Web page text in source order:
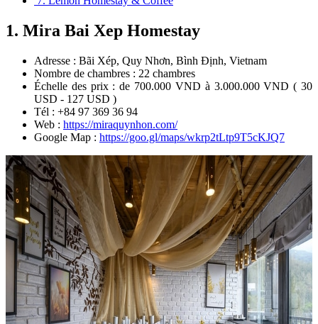
1. Mira Bai Xep Homestay
Adresse : Bãi Xép, Quy Nhơn, Bình Định, Vietnam
Nombre de chambres : 22 chambres
Échelle des prix : de 700.000 VND à 3.000.000 VND ( 30
USD - 127 USD )
Tél : +84 97 369 36 94
Web : https://miraquynhon.com/
Google Map : https://goo.gl/maps/wkrp2tLtp9T5cKJQ7